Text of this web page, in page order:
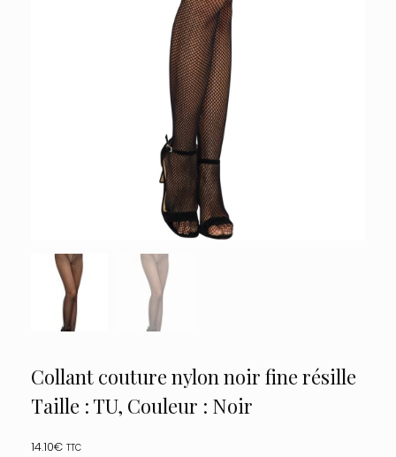
Collant couture nylon noir fine résille
Taille : TU, Couleur : Noir
14.10€ TTC